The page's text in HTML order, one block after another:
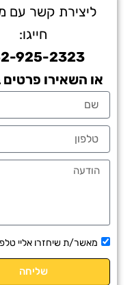
ליצירת קשר עם
חייגו:
925-2323
או השאירו
שם
טלפון
הודעה
תיבתמאשר/ת שיחזרו אליי
שליחה